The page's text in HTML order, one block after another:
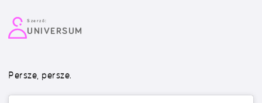
Szerző:
UNIVERSUM
Persze, persze.